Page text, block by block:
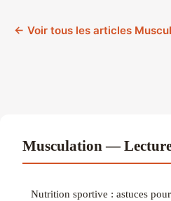
← Voir tous les articles
Musculation —
Nutrition sportive : astuces